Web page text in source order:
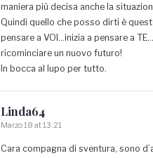
maniera più decisa anche la
Quindi quello che posso dirti è
pensare a VOI…inizia a pensare a
ricominciare un nuovo futuro!
In bocca al lupo per tutto.
Linda64
Marzo 18 at 13:21
Cara compagna di sventura, sono